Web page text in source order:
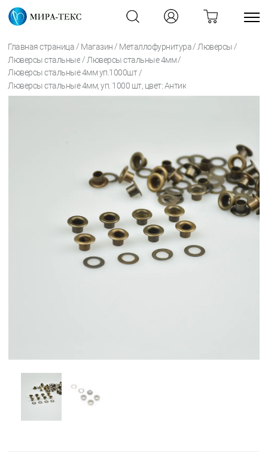
Главная страница / Магазин / Металлофурнитура / Люверсы /
Люверсы стальные / Люверсы стальные 4мм /
Люверсы стальные 4мм уп.1000шт /
Люверсы стальные 4мм, уп. 1000 шт, цвет: Антик